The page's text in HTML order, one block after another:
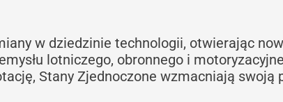
w dziedzinie technologii, otwierając
lotniczego, obronnego i
Stany Zjednoczone wzmacniają swoją